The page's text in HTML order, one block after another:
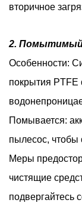
вторичное
2.
Особенности:
покрытия PTFE
Помывается:
пылесос, чтобы
Меры
чистящие
подвергайтесь